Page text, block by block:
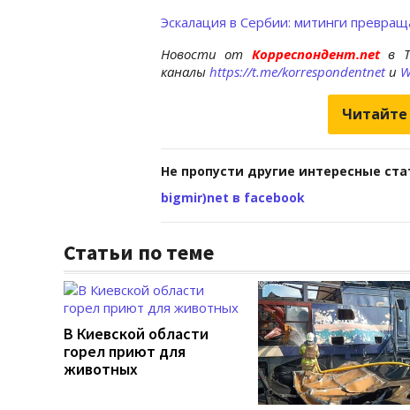
Эскалация в Сербии: митинги
Новости от Корреспондент.netв
каналы https://t.me/korrespondentnetи
Читайте
Не пропусти другие интересные
bigmir)net в facebook
Статьи по теме
В Киевской области
горел приют для
животных